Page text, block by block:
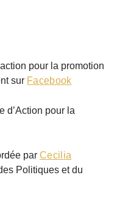
pour la promotion
sur Facebook
d’Action pour la
par Cecilia
Politiques et du